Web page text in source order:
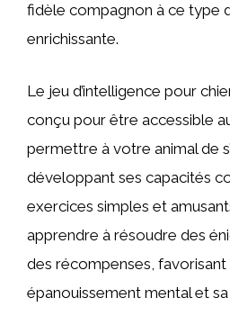
fidèle compagnon à ce type
enrichissante.
Le jeu d’intelligence pour
conçu pour être accessible
permettre à votre animal de
développant ses capacités
exercices simples et
apprendre à résoudre des
des récompenses, favorisant
épanouissement mental et